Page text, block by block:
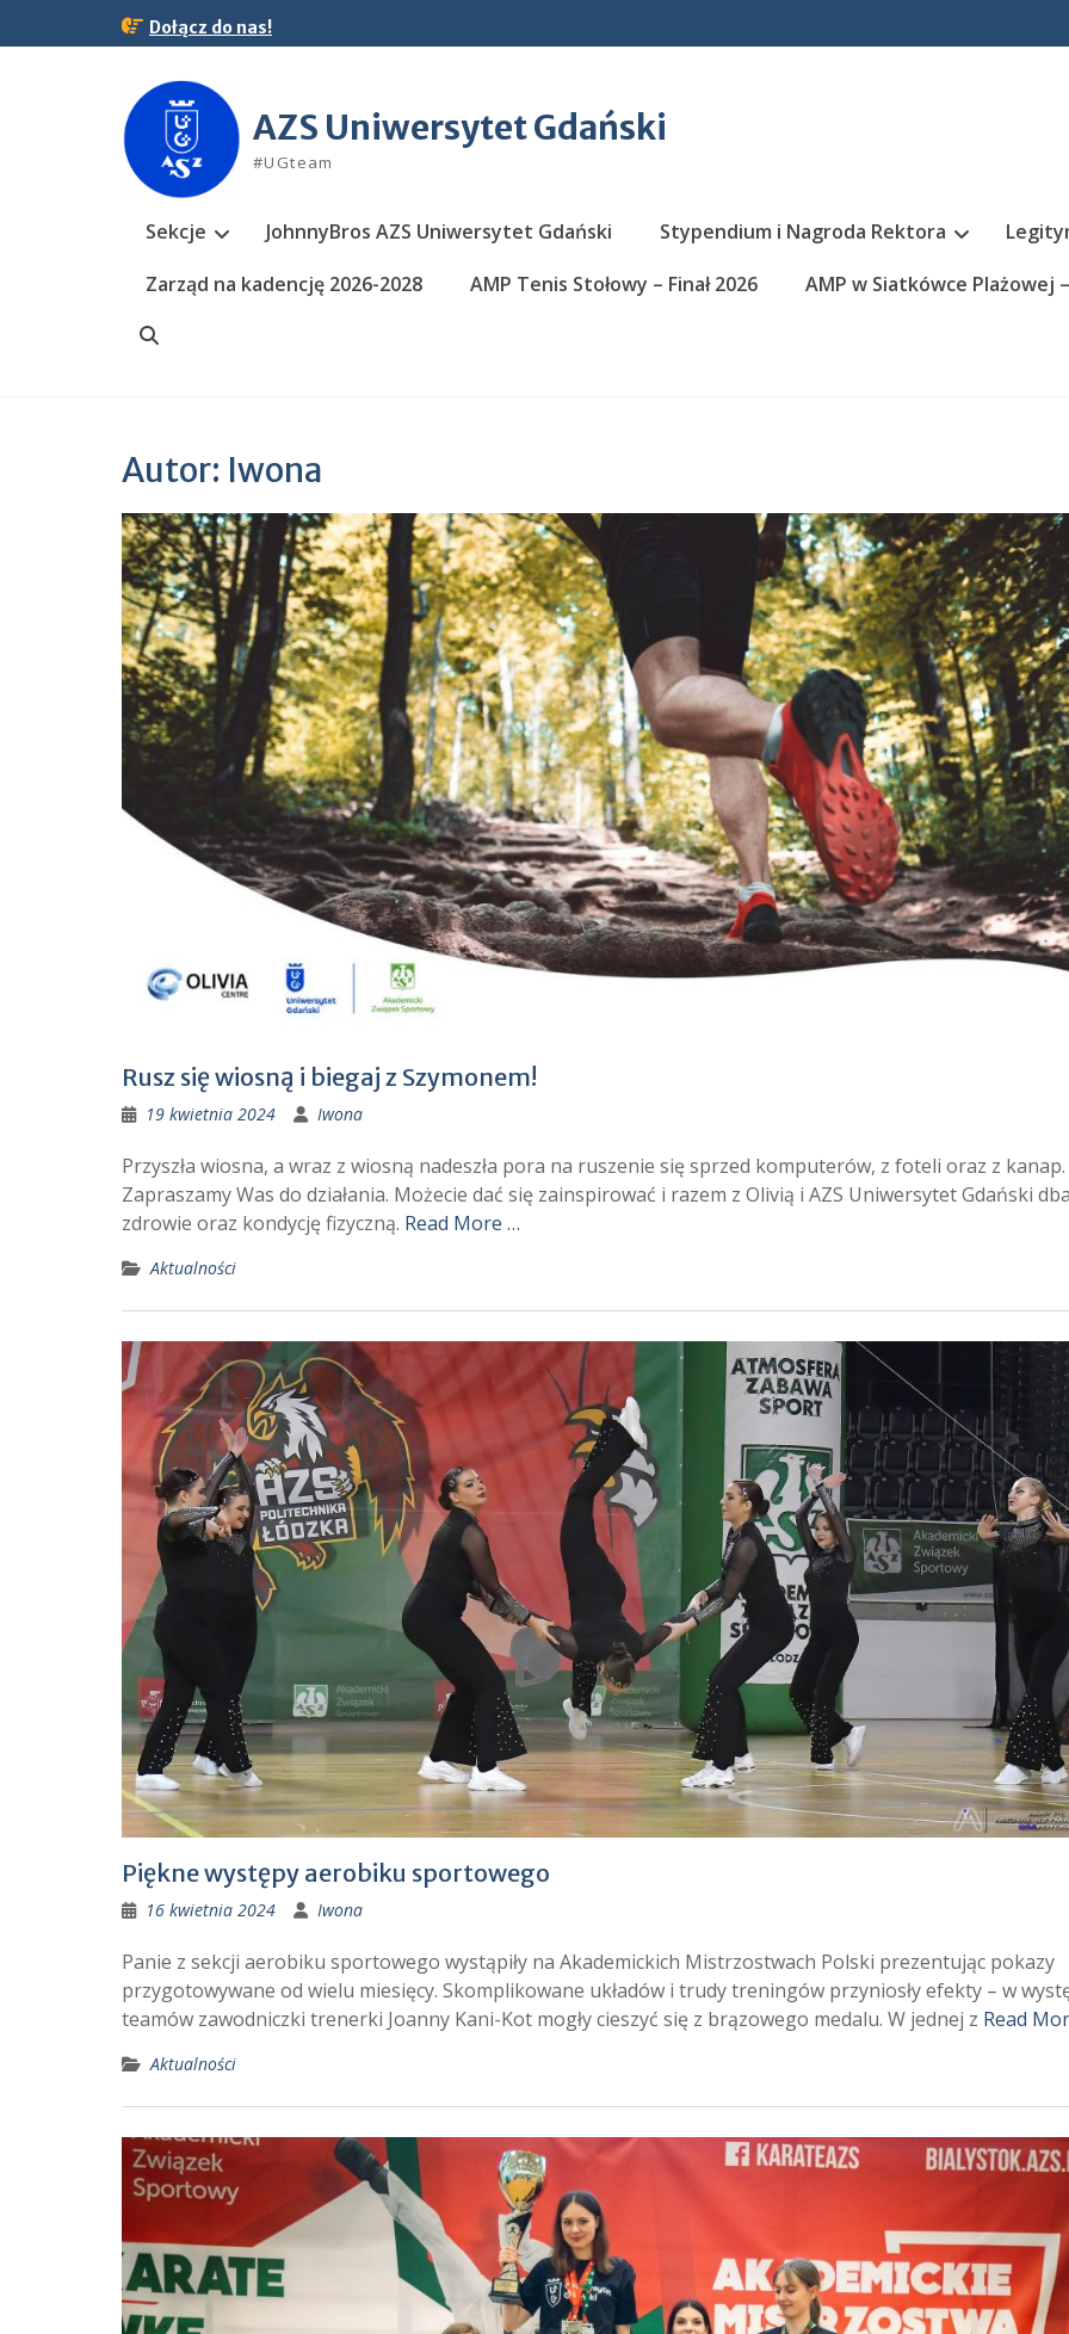
Dołącz do nas!
AZS Uniwersytet Gdański
#UGteam
Sekcje JohnnyBros AZS Uniwersytet Gdański Stypendium i Nagroda Rektora
Zarząd na kadencję 2026-2028
AMP Tenis Stołowy – Finał 2026 AMP w Siatkówce Plażowej –
Autor: Iwona
Rusz się wiosną i biegaj z Szymonem!
19 kwietnia 2024 Iwona
Przyszła wiosna, a wraz z wiosną nadeszła pora na ruszenie się sprzed komputerów, z foteli oraz z kanap.
Zapraszamy Was do działania. Możecie dać się zainspirować i razem z Olivią i AZS Uniwersytet Gdański
zdrowie oraz kondycję fizyczną. Read More …
Aktualności
Piękne występy aerobiku sportowego
16 kwietnia 2024 Iwona
Panie z sekcji aerobiku sportowego wystąpiły na Akademickich Mistrzostwach Polski prezentując pokazy
przygotowywane od wielu miesięcy. Skomplikowane układów i trudy treningów przyniosły efekty – w
teamów zawodniczki trenerki Joanny Kani-Kot mogły cieszyć się z brązowego medalu. W jednej z Read
Aktualności